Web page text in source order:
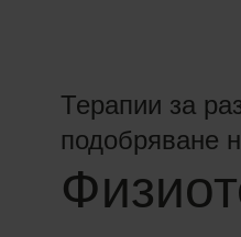
Терапии за
подобряване